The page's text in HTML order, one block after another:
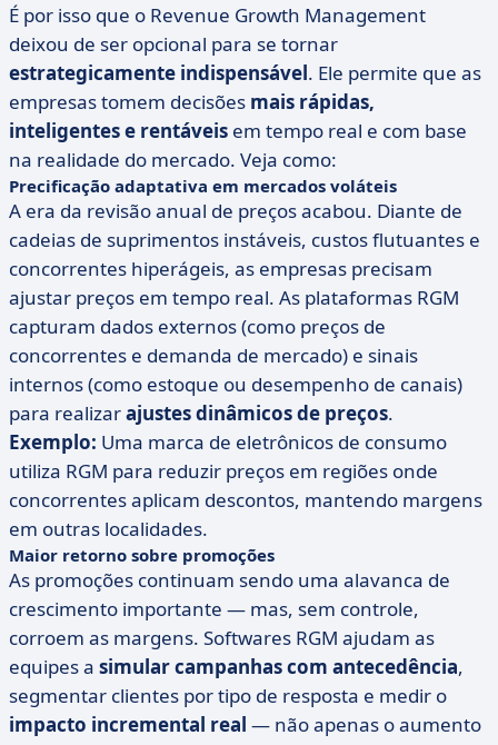
É por isso que o Revenue Growth Management
deixou de ser opcional para se tornar
estrategicamente indispensável. Ele permite que as
empresas tomem decisões mais rápidas,
inteligentes e rentáveis em tempo real e com base
na realidade do mercado. Veja como:
Precificação adaptativa em mercados voláteis
A era da revisão anual de preços acabou. Diante de
cadeias de suprimentos instáveis, custos flutuantes e
concorrentes hiperágeis, as empresas precisam
ajustar preços em tempo real. As plataformas RGM
capturam dados externos (como preços de
concorrentes e demanda de mercado) e sinais
internos (como estoque ou desempenho de canais)
para realizarajustes dinâmicos de preços.
Exemplo: Uma marca de eletrônicos de consumo
utiliza RGM para reduzir preços em regiões onde
concorrentes aplicam descontos, mantendo margens
em outras localidades.
Maior retorno sobre promoções
As promoções continuam sendo uma alavanca de
crescimento importante — mas, sem controle,
corroem as margens. Softwares RGM ajudam as
equipes a simular campanhas com antecedência,
segmentar clientes por tipo de resposta e medir o
impacto incremental real — não apenas o aumento